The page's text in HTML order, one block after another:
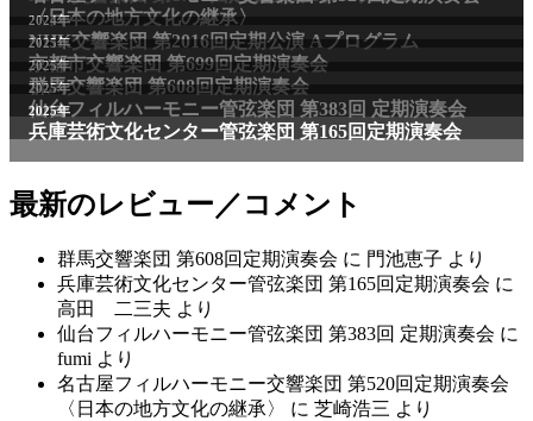
最新のレビュー／コメント
群馬交響楽団 第608回定期演奏会 に 門池恵子 より
兵庫芸術文化センター管弦楽団 第165回定期演奏会 に
高田 二三夫 より
仙台フィルハーモニー管弦楽団 第383回 定期演奏会 に
fumi より
名古屋フィルハーモニー交響楽団 第520回定期演奏会
〈日本の地方文化の継承〉
に 芝崎浩三 より